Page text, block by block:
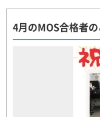
4月のMOS合格者